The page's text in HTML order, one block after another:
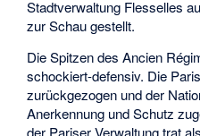
Stadtverwaltung Flesselles
zur Schau gestellt.
Die Spitzen des Ancien
schockiert-defensiv. Die
zurückgezogen und der
Anerkennung und Schutz
der Pariser Verwaltung trat